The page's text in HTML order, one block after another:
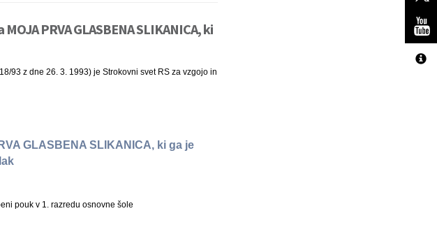
PRVA GLASBENA SLIKANICA, ki
93 z dne 26. 3. 1993) je Strokovni svet RS za vzgojo in
GLASBENA SLIKANICA, ki ga je
pouk v 1. razredu osnovne šole